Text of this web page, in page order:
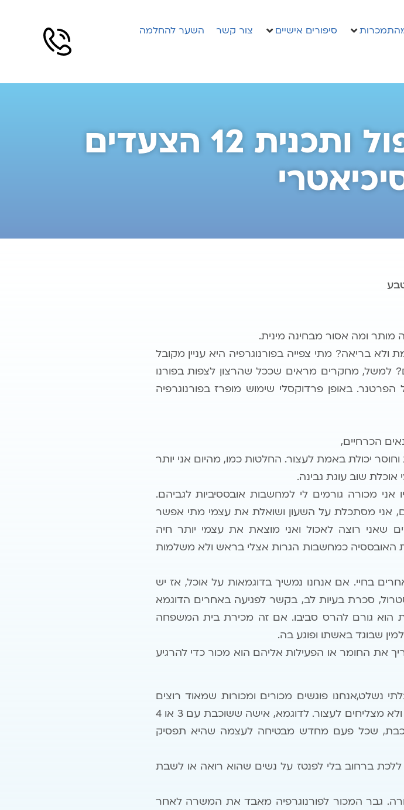
סיפורים אישיים צור קשר
השער להחלמה
הריקוד העדין בין טיפול ותכנית 12 הצעדים
מותר ומה אסור מבחינה מינית.
ולא בריאה? מתי צפייה בפורנוגרפיה היא עניין מקובל
למשל, מחקרים מראים שככל שהרצון לצפות בפורנו
באופן פרדוקסלי שימוש מופרז בפורנוגרפיה
יכולת באמת לעצור. החלטות כמו, מהיום אני יותר
שוב עוגת גבינה.
אני מכורה גורמים לי למחשבות אובססיביות לגביהם.
אני מסתכלת על השעון ושואלת את עצמי מתי אפשר
שאני רוצה לאכול ואני מוצאת את עצמי יותר חיה
האובססיה כמחשבות הגרות אצלי בראש ולא משלמות
בחיי. אם אנחנו נמשיך בדוגמאות על אוכל, אז יש
סכרת בעיות לב, בקשר לפגיעה באחרים הדוגמא
הוא גורם להרס סביבו. אם זה מכירת בית המשפחה
שבוגד באשתו ופוגע בה.
את החומר או הפעילות אליהם הוא מכור כדי להרגיע
נשלט,אנחנו פוגשים מכורים ומכורות שמאוד רוצים
להפסיק את הפעילות המינית הלא מותאמת שלהם ולא מצליחים לעצור. לדוגמא, אישה ששוכבת עם 3 או 4
שכל פעם מחדש מבטיחה לעצמה שהיא תפסיק
ברחוב בלי לפנטז על נשים שהוא רואה או לשבת
גבר המכור לפורנוגרפיה מאבד את המשרה לאחר